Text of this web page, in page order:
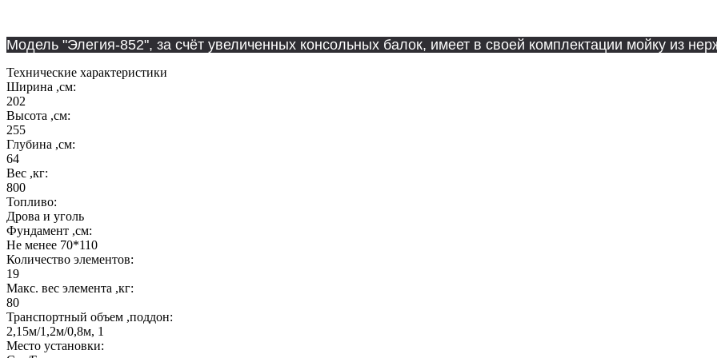
Модель "Элегия-852", за счёт увеличенных консольных балок, имеет в своей комплектации мойку из
Технические характеристики
Ширина ,см:
202
Высота ,см:
255
Глубина ,см:
64
Вес ,кг:
800
Топливо:
Дрова и уголь
Фундамент ,см:
Не менее 70*110
Количество элементов:
19
Макс. вес элемента ,кг:
80
Транспортный объем ,поддон:
2,15м/1,2м/0,8м, 1
Место установки: